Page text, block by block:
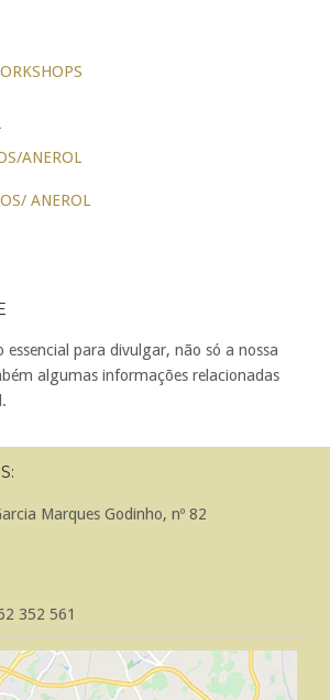
ANEROL
ANEROL
essencial para divulgar, não só a nossa
algumas informações relacionadas
Marques Godinho, nº 82
352 561